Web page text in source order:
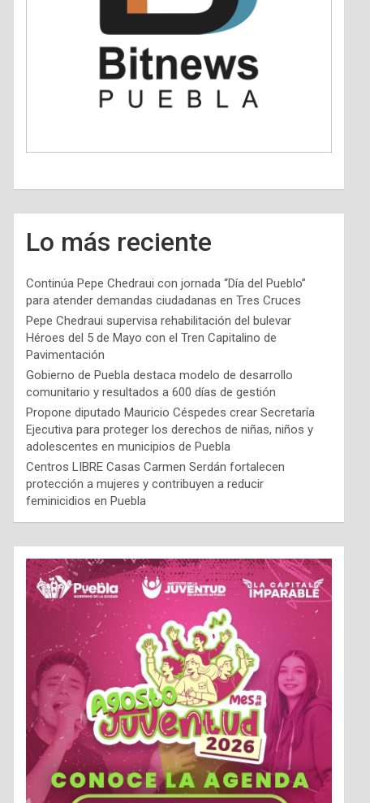
Lo más reciente
Continúa Pepe Chedraui con jornada “Día del Pueblo”
para atender demandas ciudadanas en Tres Cruces
Pepe Chedraui supervisa rehabilitación del bulevar
Héroes del 5 de Mayo con el Tren Capitalino de
Pavimentación
Gobierno de Puebla destaca modelo de desarrollo
comunitario y resultados a 600 días de gestión
Propone diputado Mauricio Céspedes crear Secretaría
Ejecutiva para proteger los derechos de niñas, niños y
adolescentes en municipios de Puebla
Centros LIBRE Casas Carmen Serdán fortalecen
protección a mujeres y contribuyen a reducir
feminicidios en Puebla